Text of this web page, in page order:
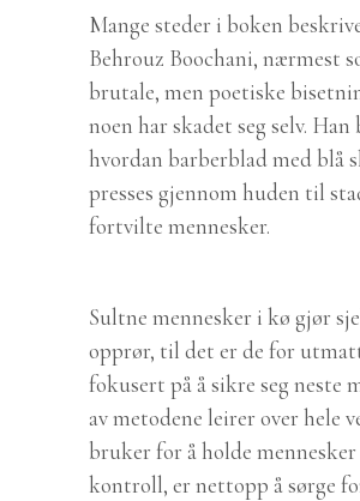
Mange steder i boken
Behrouz Boochani, nærmest
brutale, men poetiske
noen har skadet seg selv. Han
hvordan barberblad med blå
presses gjennom huden til
fortvilte mennesker.
Sultne mennesker i kø gjør
opprør, til det er de for
fokusert på å sikre seg neste
av metodene leirer over hele
bruker for å holde
kontroll, er nettopp å sørge